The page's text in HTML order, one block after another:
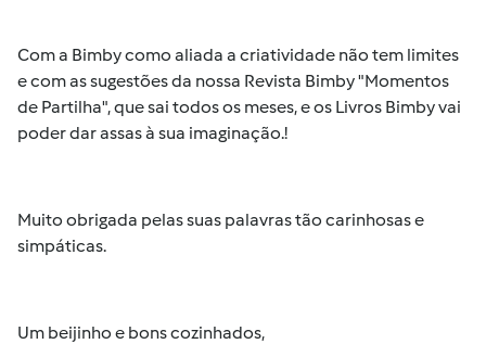
Com a Bimby como aliada a criatividade não tem limites
e com as sugestões da nossa Revista Bimby "Momentos
de Partilha", que sai todos os meses, e os Livros Bimby vai
poder dar assas à sua imaginação.!
Muito obrigada pelas suas palavras tão carinhosas e
simpáticas.
Um beijinho e bons cozinhados,